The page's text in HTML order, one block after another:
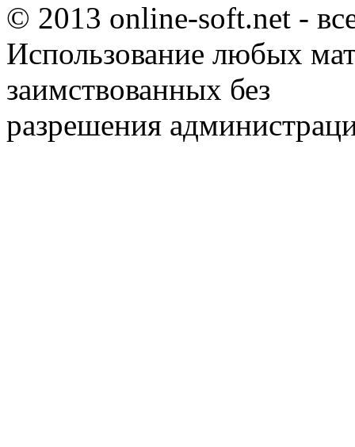
© 2013 online-soft.net -
Использование любых
заимствованных без
разрешения